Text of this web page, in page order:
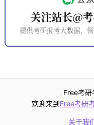
Free考研
欢迎来到Free考研
关于我